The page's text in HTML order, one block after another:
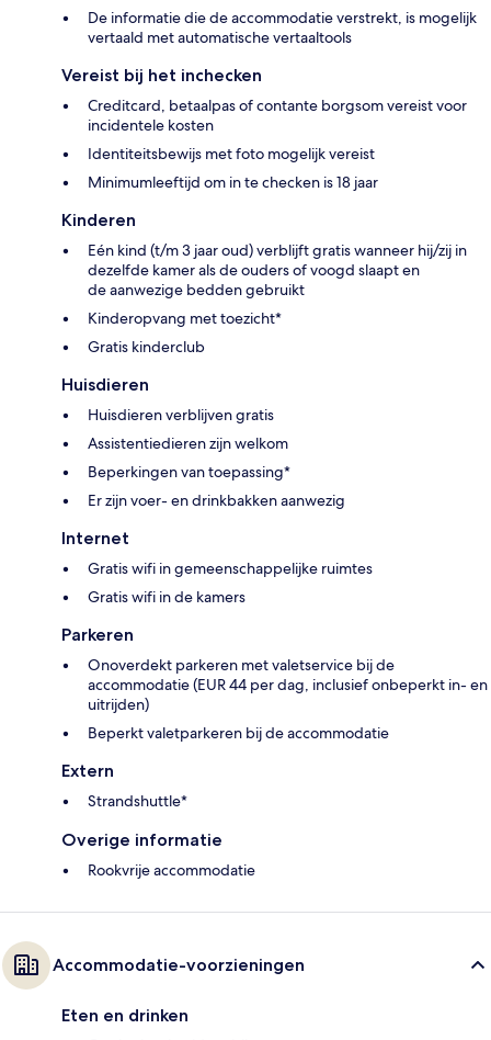
De informatie die de accommodatie verstrekt, is mogelijk
vertaald met automatische vertaaltools
Vereist bij het inchecken
Creditcard, betaalpas of contante borgsom vereist voor
incidentele kosten
Identiteitsbewijs met foto mogelijk vereist
Minimumleeftijd om in te checken is 18 jaar
Kinderen
Eén kind (t/m 3 jaar oud) verblijft gratis wanneer hij/zij in
dezelfde kamer als de ouders of voogd slaapt en
de aanwezige bedden gebruikt
Kinderopvang met toezicht*
Gratis kinderclub
Huisdieren
Huisdieren verblijven gratis
Assistentiedieren zijn welkom
Beperkingen van toepassing*
Er zijn voer- en drinkbakken aanwezig
Internet
Gratis wifi in gemeenschappelijke ruimtes
Gratis wifi in de kamers
Parkeren
Onoverdekt parkeren met valetservice bij de
accommodatie (EUR 44 per dag, inclusief onbeperkt in- en
uitrijden)
Beperkt valetparkeren bij de accommodatie
Extern
Strandshuttle*
Overige informatie
Rookvrije accommodatie
Accommodatie-voorzieningen
Eten en drinken